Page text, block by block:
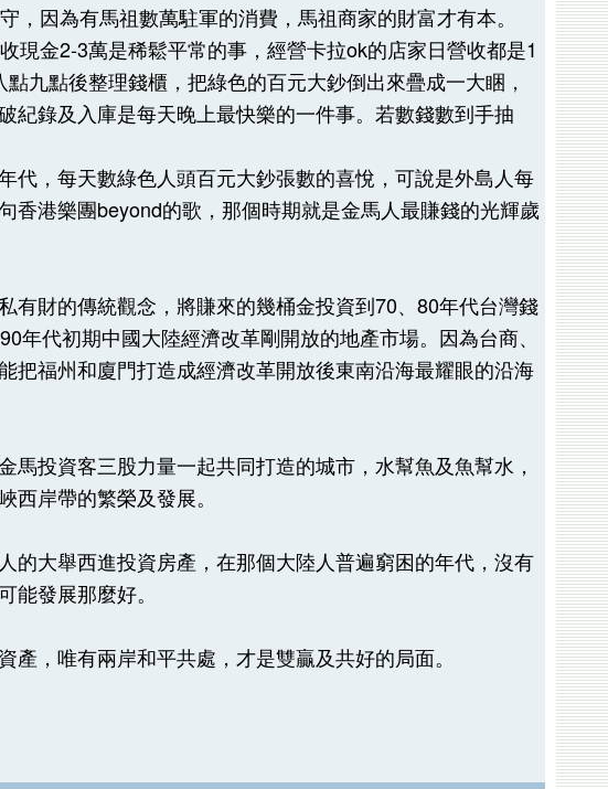
，因為有馬祖數萬駐軍的消費，馬祖商家的財富才有本。
現金2-3萬是稀鬆平常的事，經營卡拉ok的店家日營收都是1
九點後整理錢櫃，把綠色的百元大鈔倒出來疊成一大睏，
紀錄及入庫是每天晚上最快樂的一件事。若數錢數到手抽
代，每天數綠色人頭百元大鈔張數的喜悅，可說是外島人每
香港樂團beyond的歌，那個時期就是金馬人最賺錢的光輝歲
有財的傳統觀念，將賺來的幾桶金投資到70、80年代台灣錢
年代初期中國大陸經濟改革剛開放的地產市場。因為台商、
把福州和廈門打造成經濟改革開放後東南沿海最耀眼的沿海
馬投資客三股力量一起共同打造的城市，水幫魚及魚幫水，
西岸帶的繁榮及發展。
的大舉西進投資房產，在那個大陸人普遍窮困的年代，沒有
能發展那麼好。
，唯有兩岸和平共處，才是雙贏及共好的局面。